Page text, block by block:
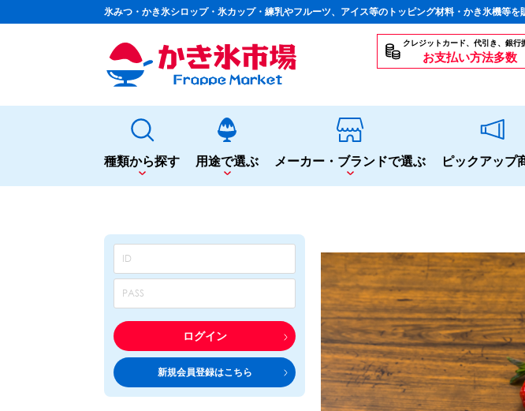
氷みつ・かき氷シロップ・氷カップ・練乳やフルーツ、アイス等のトッピング材料・かき氷機等
クレジットカード、代引き、銀行
お支払い方法多数
種類から探す
かき氷専用シロップ
果汁入りや厳選素材 スタンダードシロップ
蜜・シロップ
和風甘味シロップ いろいろ使える汎用シロップ 生感覚の冷凍シロップ ハーブシ
トッピング・製菓材料
練乳・コンデンスミルク あずき・餡 冷凍フルーツ アイスクリーム 白玉も
用途で選ぶ
夏まつりや夜店に
シロップ
飲食店のサイドメニューに
シロップ トッピング テイクアウト
専門店の副材料に
シロップ トッピング 製菓材料 テイクアウト
メーカー・ブランドで選ぶ ピックアップ
ログイン
新規会員登録はこちら